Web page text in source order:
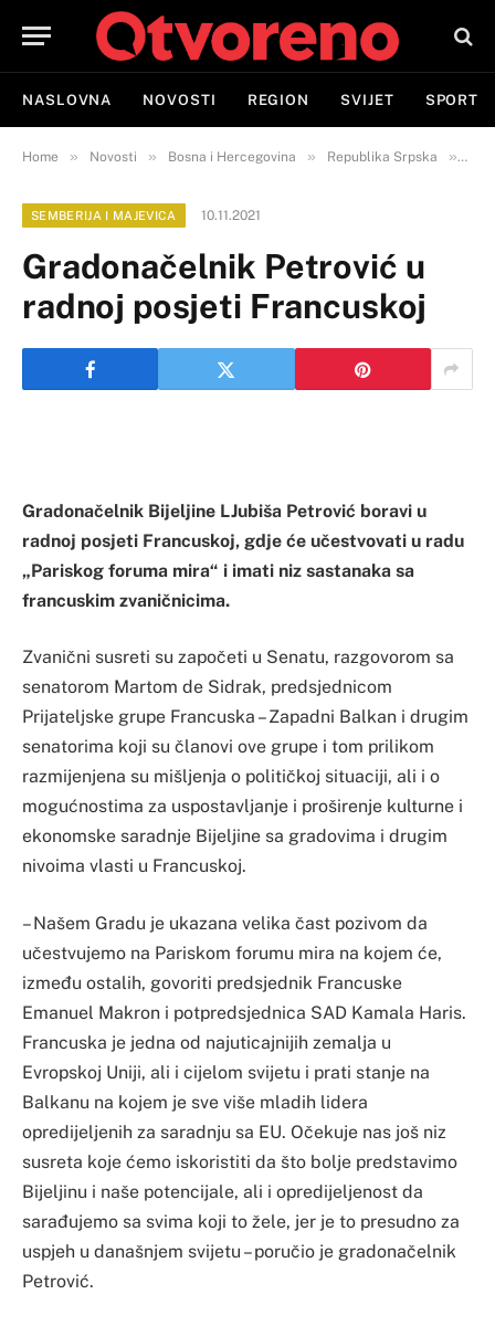
NASLOVNA NOVOSTI REGION SVIJET SPORT
Home » Novosti » Bosna i Hercegovina » Republika Srpska »
SEMBERIJA I MAJEVICA 10.11.2021
Gradonačelnik Petrović u
radnoj posjeti Francuskoj
Gradonačelnik Bijeljine LJubiša Petrović boravi u
radnoj posjeti Francuskoj, gdje će učestvovati u radu
„Pariskog foruma mira“ i imati niz sastanaka sa
francuskim zvaničnicima.
Zvanični susreti su započeti u Senatu, razgovorom sa
senatorom Martom de Sidrak, predsjednicom
Prijateljske grupe Francuska – Zapadni Balkan i drugim
senatorima koji su članovi ove grupe i tom prilikom
razmijenjena su mišljenja o političkoj situaciji, ali i o
mogućnostima za uspostavljanje i proširenje kulturne i
ekonomske saradnje Bijeljine sa gradovima i drugim
nivoima vlasti u Francuskoj.
– Našem Gradu je ukazana velika čast pozivom da
učestvujemo na Pariskom forumu mira na kojem će,
između ostalih, govoriti predsjednik Francuske
Emanuel Makron i potpredsjednica SAD Kamala Haris.
Francuska je jedna od najuticajnijih zemalja u
Evropskoj Uniji, ali i cijelom svijetu i prati stanje na
Balkanu na kojem je sve više mladih lidera
opredijeljenih za saradnju sa EU. Očekuje nas još niz
susreta koje ćemo iskoristiti da što bolje predstavimo
Bijeljinu i naše potencijale, ali i opredijeljenost da
sarađujemo sa svima koji to žele, jer je to presudno za
uspjeh u današnjem svijetu – poručio je gradonačelnik
Petrović.